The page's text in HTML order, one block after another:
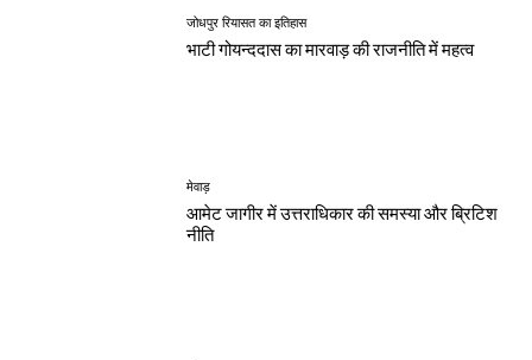
जोधपुर रियासत का इतिहास
भाटी गोयन्ददास का मारवाड़ की राजनीति में महत्व
मेवाड़
आमेट जागीर में उत्तराधिकार की समस्या और ब्रिटिश
नीति